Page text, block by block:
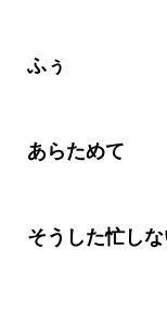
ふぅ
あらためて
そうした忙し